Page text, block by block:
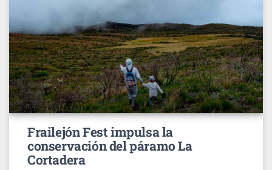
Frailejón Fest impulsa la
conservación del páramo La
Cortadera